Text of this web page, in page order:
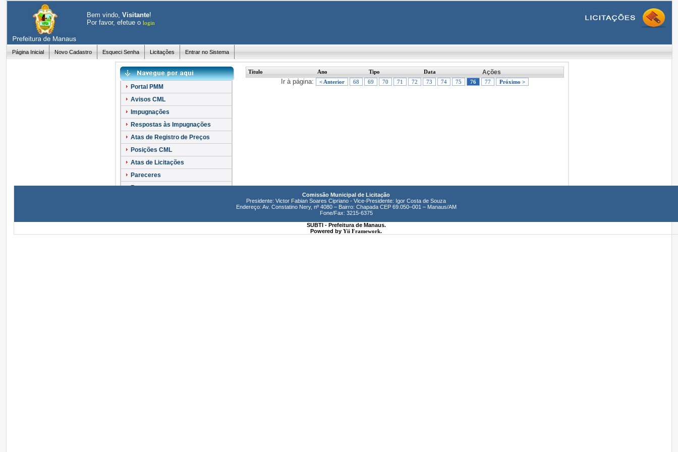
Bem vindo,Visitante!
Por favor, efetue ologin
Página Inicial Novo Cadastro Esqueci Senha Licitações Entrar no Sistema
Portal PMM
Avisos CML
Impugnações
Respostas às Impugnações
Atas de Registro de Preços
Posições CML
Atas de Licitações
Pareceres
Recursos
Título Ano Tipo Data Ações
Ir à página: < Anterior 68 69 70 71 72 73 74 75 76 77 Próximo >
Comissão Municipal de Licitação
Presidente: Victor Fabian Soares Cipriano - Vice-Presidente: Igor Costa de Souza
Endereço: Av. Constatino Nery, nº 4080 – Bairro: Chapada CEP 69.050–001 – Manaus/AM
Fone/Fax: 3215-6375
SUBTI - Prefeitura de Manaus.
Powered byYii Framework.